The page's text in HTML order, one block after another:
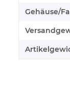
Gehäuse/